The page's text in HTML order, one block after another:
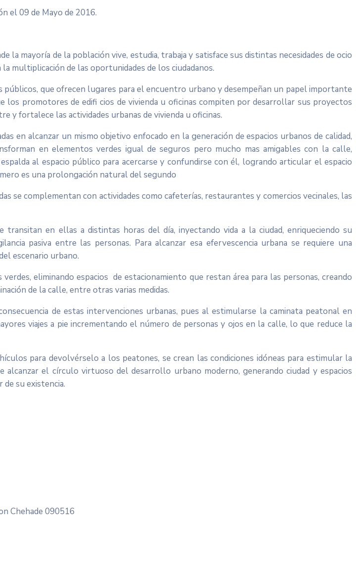
el 09 de Mayo de 2016.
la mayoría de la población vive, estudia, trabaja y satisface sus distintas necesidades de ocio
multiplicación de las oportunidades de los ciudadanos.
públicos, que ofrecen lugares para el encuentro urbano y desempeñan un papel importante
los promotores de edifi cios de vivienda u oficinas compiten por desarrollar sus proyectos
y fortalece las actividades urbanas de vivienda u oficinas.
en alcanzar un mismo objetivo enfocado en la generación de espacios urbanos de calidad,
en elementos verdes igual de seguros pero mucho mas amigables con la calle,
al espacio público para acercarse y confundirse con él, logrando articular el espacio
es una prolongación natural del segundo
se complementan con actividades como cafeterías, restaurantes y comercios vecinales, las
en ellas a distintas horas del día, inyectando vida a la ciudad, enriqueciendo su
pasiva entre las personas. Para alcanzar esa efervescencia urbana se requiere una
escenario urbano.
eliminando espacios de estacionamiento que restan área para las personas, creando
de la calle, entre otras varias medidas.
de estas intervenciones urbanas, pues al estimularse la caminata peatonal en
viajes a pie incrementando el número de personas y ojos en la calle, lo que reduce la
para devolvérselo a los peatones, se crean las condiciones idóneas para estimular la
alcanzar el círculo virtuoso del desarrollo urbano moderno, generando ciudad y espacios
de su existencia.